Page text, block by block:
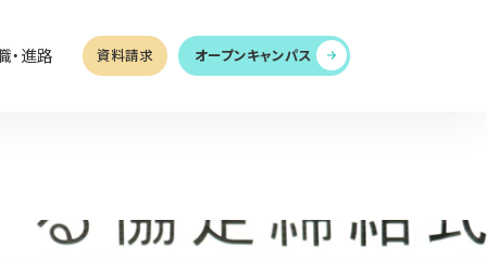
・進路 資料請求 オープンキャンパス